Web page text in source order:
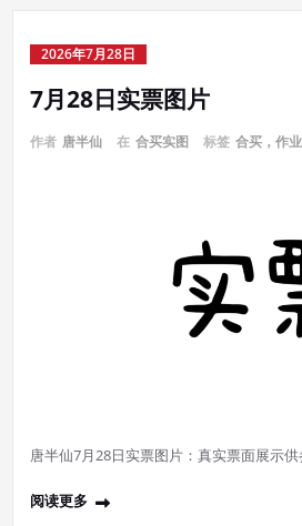
2026年7月28日
7月28日实票图片
作者 唐半仙 在 合买实图 标签 合买，作业
唐半仙7月28日实票图片：真实票面展示供
阅读更多